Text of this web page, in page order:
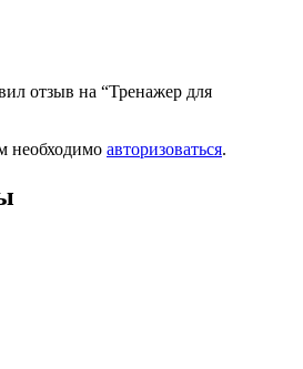
отзыв на “Тренажер для
необходимо авторизоваться.